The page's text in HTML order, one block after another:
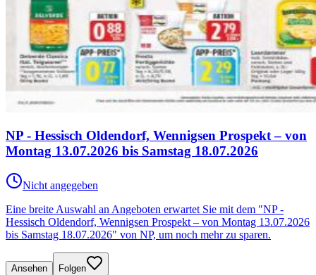
NP - Hessisch Oldendorf, Wennigsen Prospekt – von
Montag 13.07.2026 bis Samstag 18.07.2026
Nicht angegeben
Eine breite Auswahl an Angeboten erwartet Sie mit dem "NP -
Hessisch Oldendorf, Wennigsen Prospekt – von Montag 13.07.2026
bis Samstag 18.07.2026" von NP, um noch mehr zu sparen.
Ansehen Folgen